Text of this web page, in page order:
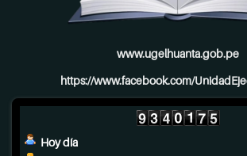
www.ugelhuanta.gob.pe
https://www.facebook.com/
Hoy día